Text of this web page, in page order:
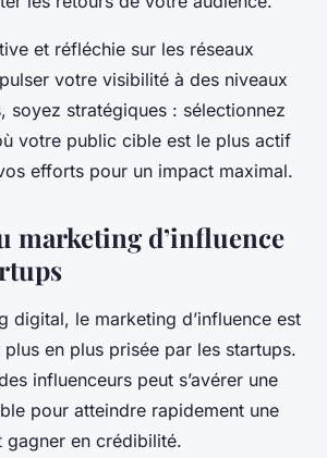
et réfléchie sur les réseaux
votre visibilité à des niveaux
soyez stratégiques : sélectionnez
votre public cible est le plus actif
efforts pour un impact maximal.
marketing d’influence
digital, le marketing d’influence est
en plus prisée par les startups.
influenceurs peut s’avérer une
pour atteindre rapidement une
gagner en crédibilité.